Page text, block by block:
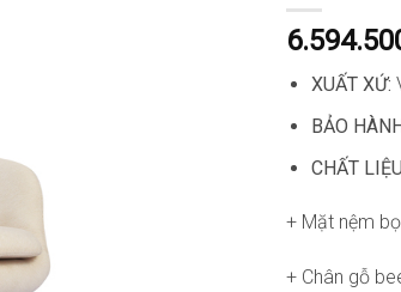
XUẤT XỨ:
BẢO
CHẤT LIỆU
+ Mặt nệm
+ Chân gỗ